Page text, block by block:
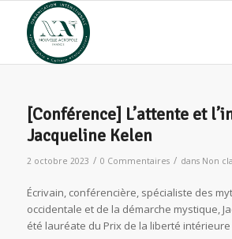
[Conférence] L’attente et
Jacqueline Kelen
2 octobre 2023 / 0 Commentaires / dans Non
Écrivain, conférencière, spécialiste des
occidentale et de la démarche mystique,
été lauréate du Prix de la liberté intérieure